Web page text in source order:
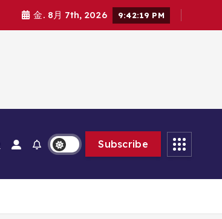
金. 8月 7th, 2026 9:42:20 PM
Subscribe